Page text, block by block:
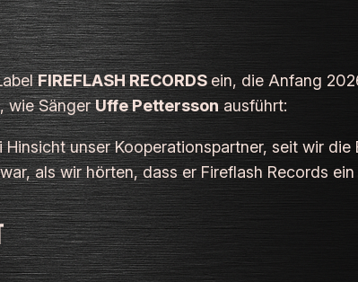
FIREFLASH RECORDS ein, die Anfang
wie SängerUffe Pettersson ausführt:
Hinsicht unser Kooperationspartner, seit wir
als wir hörten, dass er Fireflash Records